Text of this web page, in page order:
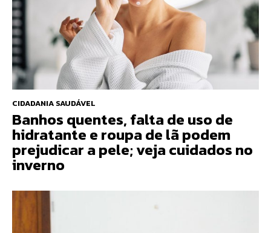
CIDADANIA SAUDÁVEL
Banhos quentes, falta de uso de
hidratante e roupa de lã podem
prejudicar a pele; veja cuidados no
inverno